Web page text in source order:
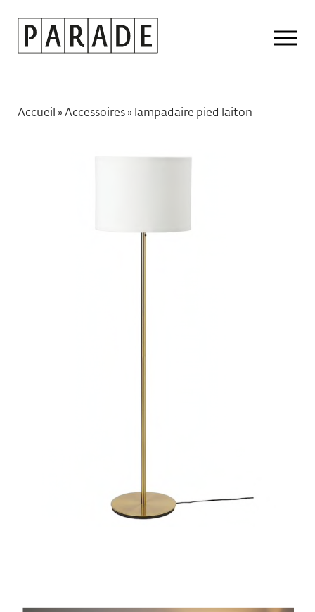
Accueil »Accessoires»lampadaire pied laiton